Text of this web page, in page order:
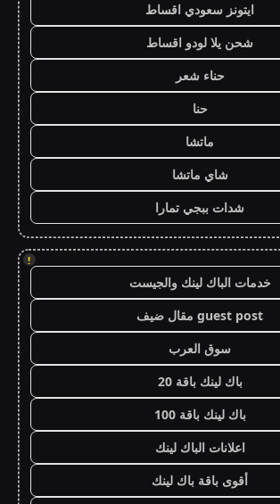
ايتونز سعودي اقساط
شحن يلا لودو اقساط
حناء شعر
حنا
ماتشا
شاي ماتشا
شدات ببجي تمارا
!
خدمات الباك لينك والجيست
guest post مقال ضيف
سوق العرب
باك لينك باقة 20
باك لينك باقة 100
اعلانات الباك لينك
أقوى باقة باك لينك